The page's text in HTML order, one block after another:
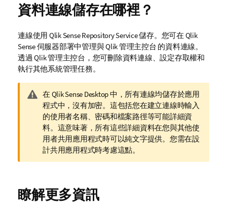
資料連線儲存在哪裡？
連線使用 Qlik Sense Repository Service儲存。您可在 Qlik
Sense伺服器部署中管理與Qlik 管理主控台 的資料連線。
透過Qlik 管理主控台 ，您可刪除資料連線、設定存取權和
執行其他系統管理任務。
警
告
備
註
在 Qlik Sense Desktop中，所有連線均儲存於應用
程式中，沒有加密。這包括您在建立連線時輸入
的使用者名稱、密碼和檔案路徑等可能詳細資
料。這意味著，所有這些詳細資料在您與其他使
用者共用應用程式時可以純文字提供。您需在設
計共用應用程式時考慮這點。
瞭解更多資訊